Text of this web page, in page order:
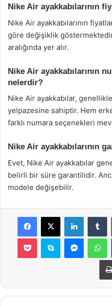
Nike Air ayakkabılarının
Nike Air ayakkabılarının
göre değişiklik
aralığında yer alır.
Nike Air ayakkabılarının
nelerdir?
Nike Air ayakkabılar,
yelpazesine sahiptir. Hem
farklı numara seçenekleri
Nike Air ayakkabılarının
Evet, Nike Air ayakkabılar
belirli bir süre garantilidir.
modele değişebilir.
Facebook
X LinkedIn
Pocket Skype